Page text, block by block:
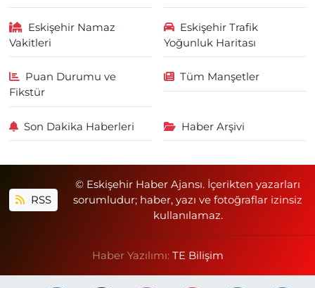
Eskişehir Namaz
Vakitleri
Eskişehir Trafik
Yoğunluk Haritası
Puan Durumu ve
Fikstür
Tüm Manşetler
Son Dakika Haberleri Haber Arşivi
RSS
© Eskişehir Haber Ajansı. İçerikten yazarları
sorumludur; haber, yazı ve fotoğraflar izinsiz
kullanılamaz.
Haber Yazılımı: TE Bilişim